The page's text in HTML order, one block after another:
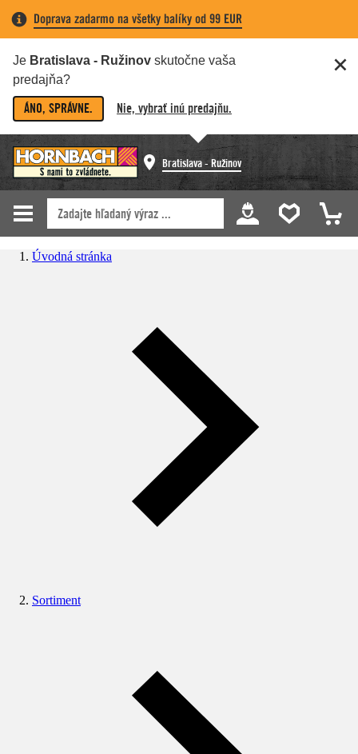
Doprava zadarmo na všetky balíky od 99 EUR
Je Bratislava - Ružinov skutočne vaša
predajňa?
ÁNO, SPRÁVNE. Nie, vybrať inú predajňu.
Bratislava - Ružinov
Úvodná stránka
Sortiment